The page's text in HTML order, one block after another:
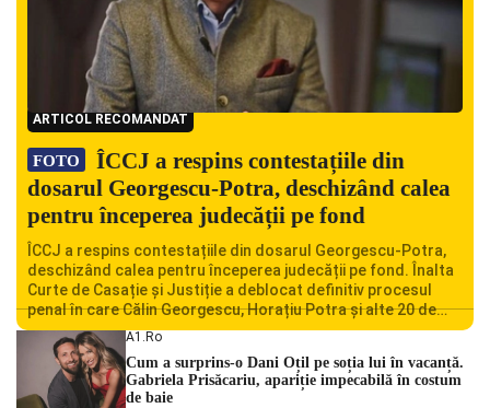
ARTICOL RECOMANDAT
FOTO
ÎCCJ a respins contestațiile din
dosarul Georgescu-Potra, deschizând calea
pentru începerea judecății pe fond
ÎCCJ a respins contestațiile din dosarul Georgescu-Potra,
deschizând calea pentru începerea judecății pe fond. Înalta
Curte de Casație și Justiție a deblocat definitiv procesul
penal în care Călin Georgescu, Horațiu Potra și alte 20 de
persoane sunt acuzați de acțiuni îndreptate împotriva
ordinii constituționale. În ședința din camera preliminară,
judecătorii de la instanța supremă au […]
A1.ro
Cum a surprins-o Dani Oțil pe soția lui în vacanță.
Gabriela Prisăcariu, apariție impecabilă în costum
de baie